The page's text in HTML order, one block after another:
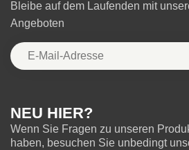
NEU HIER?
Wenn Sie Fragen zu unseren
haben, besuchen Sie unbedingt
Bleibe auf dem Laufenden mit
Angeboten